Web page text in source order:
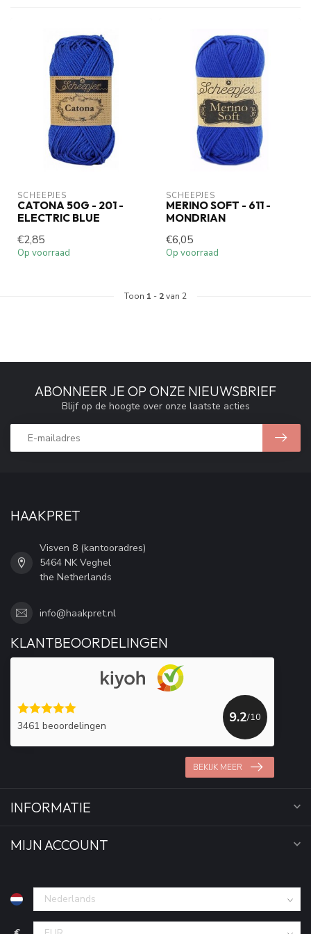
SCHEEPJES
CATONA 50G - 201 -
ELECTRIC BLUE
€2,85
Op voorraad
SCHEEPJES
MERINO SOFT - 611 -
MONDRIAN
€6,05
Op voorraad
Toon 1 - 2van 2
ABONNEER JE OP ONZE NIEUWSBRIEF
Blijf op de hoogte over onze laatste acties
HAAKPRET
Visven 8 (kantooradres)
5464 NK Veghel
the Netherlands
info@haakpret.nl
KLANTBEOORDELINGEN
3461 beoordelingen
9.2/10
BEKIJK MEER
INFORMATIE
MIJN ACCOUNT